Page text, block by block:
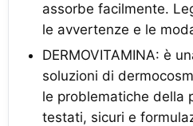
assorbe facilmente.
le avvertenze e le
DERMOVITAMINA: è
soluzioni di
le problematiche della
testati, sicuri e